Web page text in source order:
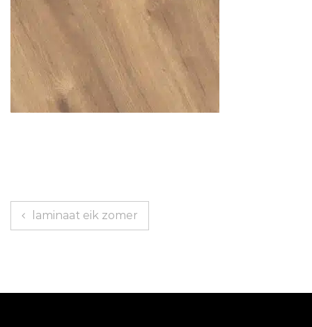
Bericht
navigatie
laminaat eik zomer